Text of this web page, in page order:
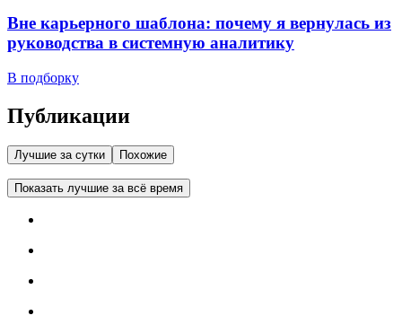
Вне карьерного шаблона: почему я вернулась из
руководства в системную аналитику
В подборку
Публикации
Лучшие за сутки Похожие
Показать лучшие за всё время